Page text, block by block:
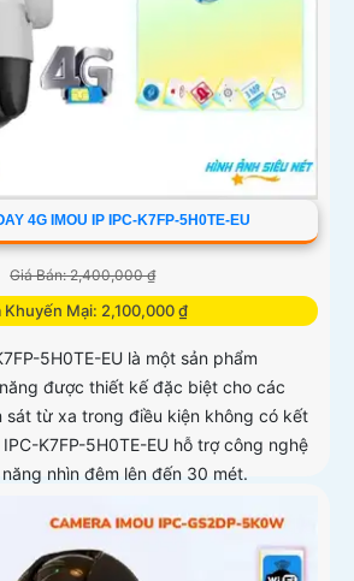
4G IMOU IP IPC-K7FP-5H0TE-EU
Giá Bán: 2,400,000 ₫
Khuyến Mại: 2,100,000 ₫
5H0TE-EU là một sản phẩm
được thiết kế đặc biệt cho các
sát từ xa trong điều kiện không có kết
K7FP-5H0TE-EU hỗ trợ công nghệ
nhìn đêm lên đến 30 mét.